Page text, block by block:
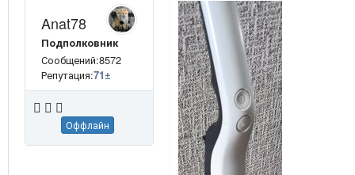
Anat78
Подполковник
Сообщений:8572
Репутация:71±
Оффлайн